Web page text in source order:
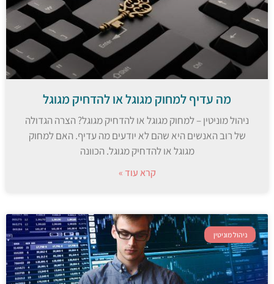
מה עדיף למחוק מגוגל או להדחיק מגוגל
ניהול מוניטין – למחוק מגוגל או להדחיק מגוגל? הצרה הגדולה
של רוב האנשים היא שהם לא יודעים מה עדיף. האם למחוק
מגוגל או להדחיק מגוגל. הכוונה
קרא עוד »
ניהול מוניטין